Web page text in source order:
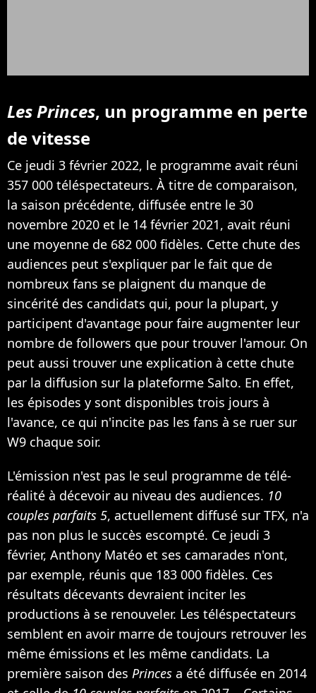
Les Princes, un programme en perte
de vitesse
Ce jeudi 3 février 2022, le programme avait réuni
357 000 téléspectateurs. À titre de comparaison,
la saison précédente, diffusée entre le 30
novembre 2020 et le 14 février 2021, avait réuni
une moyenne de 682 000 fidèles. Cette chute des
audiences peut s'expliquer par le fait que de
nombreux fans se plaignent du manque de
sincérité des candidats qui, pour la plupart, y
participent d'avantage pour faire augmenter leur
nombre de followers que pour trouver l'amour. On
peut aussi trouver une explication à cette chute
par la diffusion sur la plateforme Salto. En effet,
les épisodes y sont disponibles trois jours à
l'avance, ce qui n'incite pas les fans à se ruer sur
W9 chaque soir.
L'émission n'est pas le seul programme de télé-
réalité à décevoir au niveau des audiences. 10
couples parfaits 5, actuellement diffusé sur TFX, n'a
pas non plus le succès escompté. Ce jeudi 3
février, Anthony Matéo et ses camarades n'ont,
par exemple, réunis que 183 000 fidèles. Ces
résultats décevants devraient inciter les
productions à se renouveler. Les téléspectateurs
semblent en avoir marre de toujours retrouver les
même émissions et les même candidats. La
première saison des Princes a été diffusée en 2014